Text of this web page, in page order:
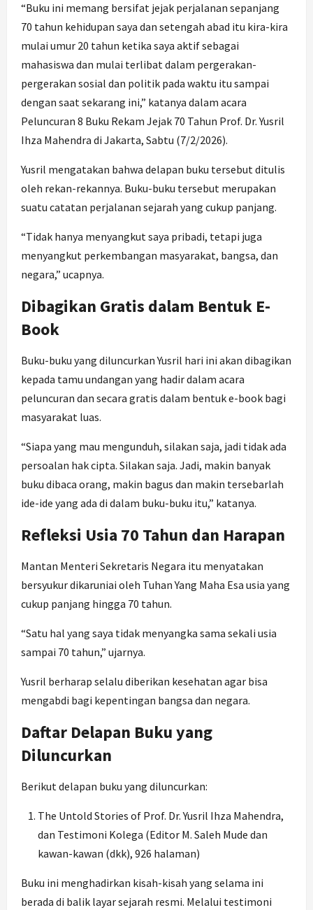
“Buku ini memang bersifat jejak perjalanan sepanjang
70 tahun kehidupan saya dan setengah abad itu kira-kira
mulai umur 20 tahun ketika saya aktif sebagai
mahasiswa dan mulai terlibat dalam pergerakan-
pergerakan sosial dan politik pada waktu itu sampai
dengan saat sekarang ini,” katanya dalam acara
Peluncuran 8 Buku Rekam Jejak 70 Tahun Prof. Dr. Yusril
Ihza Mahendra di Jakarta, Sabtu (7/2/2026).
Yusril mengatakan bahwa delapan buku tersebut ditulis
oleh rekan-rekannya. Buku-buku tersebut merupakan
suatu catatan perjalanan sejarah yang cukup panjang.
“Tidak hanya menyangkut saya pribadi, tetapi juga
menyangkut perkembangan masyarakat, bangsa, dan
negara,” ucapnya.
Dibagikan Gratis dalam Bentuk E-
Book
Buku-buku yang diluncurkan Yusril hari ini akan dibagikan
kepada tamu undangan yang hadir dalam acara
peluncuran dan secara gratis dalam bentuk e-book bagi
masyarakat luas.
“Siapa yang mau mengunduh, silakan saja, jadi tidak ada
persoalan hak cipta. Silakan saja. Jadi, makin banyak
buku dibaca orang, makin bagus dan makin tersebarlah
ide-ide yang ada di dalam buku-buku itu,” katanya.
Refleksi Usia 70 Tahun dan Harapan
Mantan Menteri Sekretaris Negara itu menyatakan
bersyukur dikaruniai oleh Tuhan Yang Maha Esa usia yang
cukup panjang hingga 70 tahun.
“Satu hal yang saya tidak menyangka sama sekali usia
sampai 70 tahun,” ujarnya.
Yusril berharap selalu diberikan kesehatan agar bisa
mengabdi bagi kepentingan bangsa dan negara.
Daftar Delapan Buku yang
Diluncurkan
Berikut delapan buku yang diluncurkan:
The Untold Stories of Prof. Dr. Yusril Ihza Mahendra,
dan Testimoni Kolega (Editor M. Saleh Mude dan
kawan-kawan (dkk), 926 halaman)
Buku ini menghadirkan kisah-kisah yang selama ini
berada di balik layar sejarah resmi. Melalui testimoni